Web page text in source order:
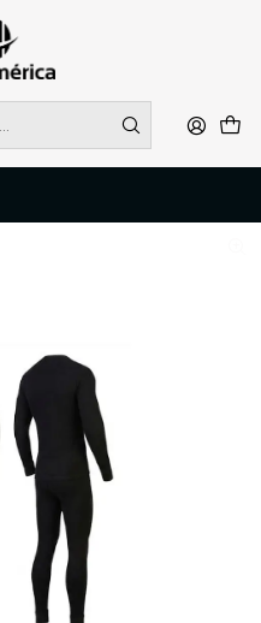
EN TIENDA, DESDE
TECNICA Y CORPORATIVA
CAPA
NEGRA GEOLITE T-L